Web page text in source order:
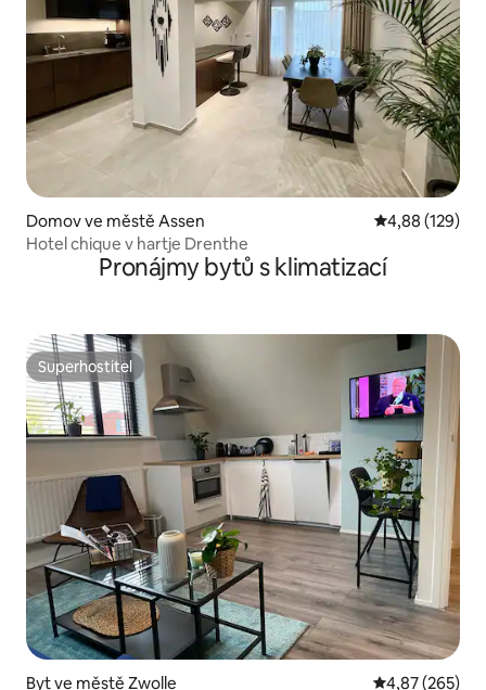
Domov ve městě Assen Průměrné
4,88 (129)
Hotel chique v hartje Drenthe
Pronájmy bytů s klimatizací
Superhostitel
Superhostitel
Byt ve městě Zwolle Průměrné
4,87 (265)